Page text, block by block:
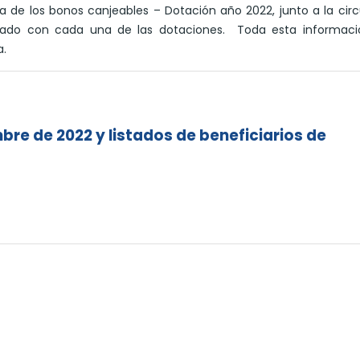
los bonos canjeables – Dotación año 2022, junto a la
con cada una de las dotaciones. Toda esta
de 2022 y listados de beneficiarios de